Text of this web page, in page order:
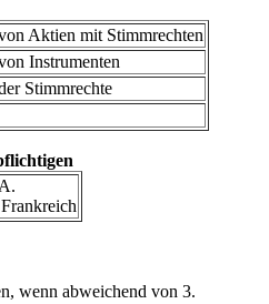
Aktien mit Stimmrechten
Instrumenten
Stimmrechte
wenn abweichend von 3.